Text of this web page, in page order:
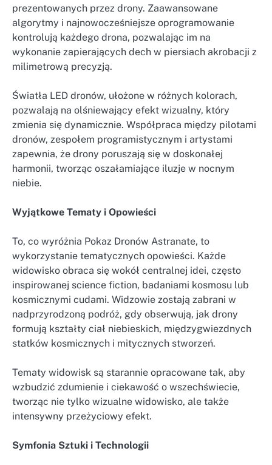
prezentowanych przez drony. Zaawansowane
algorytmy i najnowocześniejsze oprogramowanie
kontrolują każdego drona, pozwalając im na
wykonanie zapierających dech w piersiach akrobacji z
milimetrową precyzją.
Światła LED dronów, ułożone w różnych kolorach,
pozwalają na olśniewający efekt wizualny, który
zmienia się dynamicznie. Współpraca między pilotami
dronów, zespołem programistycznym i artystami
zapewnia, że drony poruszają się w doskonałej
harmonii, tworząc oszałamiające iluzje w nocnym
niebie.
Wyjątkowe Tematy i Opowieści
To, co wyróżnia Pokaz Dronów Astranate, to
wykorzystanie tematycznych opowieści. Każde
widowisko obraca się wokół centralnej idei, często
inspirowanej science fiction, badaniami kosmosu lub
kosmicznymi cudami. Widzowie zostają zabrani w
nadprzyrodzoną podróż, gdy obserwują, jak drony
formują kształty ciał niebieskich, międzygwiezdnych
statków kosmicznych i mitycznych stworzeń.
Tematy widowisk są starannie opracowane tak, aby
wzbudzić zdumienie i ciekawość o wszechświecie,
tworząc nie tylko wizualne widowisko, ale także
intensywny przeżyciowy efekt.
Symfonia Sztuki i Technologii